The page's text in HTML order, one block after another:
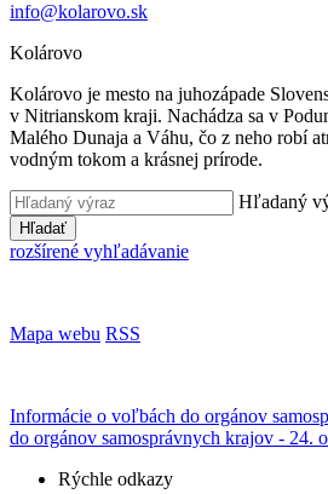
info@kolarovo.sk
Kolárovo
Kolárovo je mesto na juhozápade
v Nitrianskom kraji. Nachádza sa v
Malého Dunaja a Váhu, čo z neho robí
vodným tokom a krásnej prírode.
Hľadaný
Hľadať
rozšírené vyhľadávanie
Mapa webu RSS
Informácie o voľbách do orgánov
do orgánov samosprávnych krajov - 24.
Rýchle odkazy